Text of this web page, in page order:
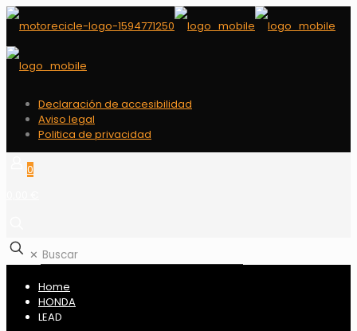
Declaración de accesibilidad
Aviso legal
Politica de privacidad
0
✕
Home
HONDA
LEAD